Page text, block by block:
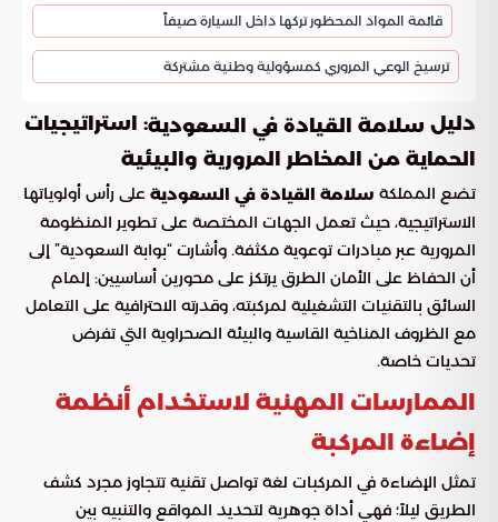
قائمة المواد المحظور تركها داخل السيارة صيفاً
ترسيخ الوعي المروري كمسؤولية وطنية مشتركة
دليل سلامة القيادة في السعودية: استراتيجيات
الحماية من المخاطر المرورية والبيئية
تضع المملكة سلامة القيادة في السعودية على رأس أولوياتها
الاستراتيجية، حيث تعمل الجهات المختصة على تطوير المنظومة
المرورية عبر مبادرات توعوية مكثفة. وأشارت “بوابة السعودية” إلى
أن الحفاظ على الأمان الطرق يرتكز على محورين أساسيين: إلمام
السائق بالتقنيات التشغيلية لمركبته، وقدرته الاحترافية على التعامل
مع الظروف المناخية القاسية والبيئة الصحراوية التي تفرض
تحديات خاصة.
الممارسات المهنية لاستخدام أنظمة
إضاءة المركبة
تمثل الإضاءة في المركبات لغة تواصل تقنية تتجاوز مجرد كشف
الطريق ليلاً؛ فهي أداة جوهرية لتحديد المواقع والتنبيه بين